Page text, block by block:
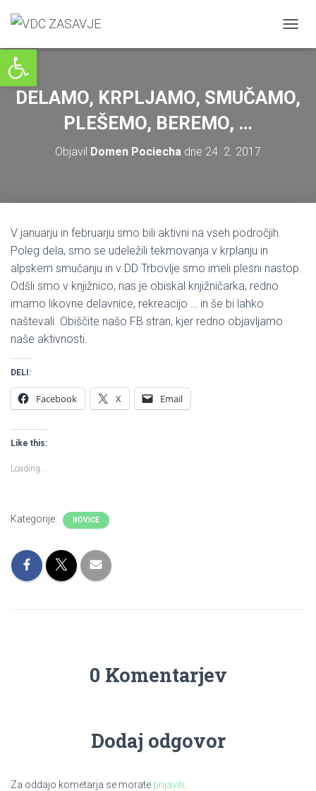
K
P
I
G
DELAMO, KRPLJAMO, SMUČAMO,
PLEŠEMO, BEREMO, …
Objavil Domen Pociecha dne 24. 2. 2017
V januarju in februarju smo bili aktivni na vseh področjih.
Poleg dela, smo se udeležili tekmovanja v krplanju in
alpskem smučanju in v DD Trbovlje smo imeli plesni nastop.
Odšli smo v knjižnico, nas je obiskal knjižničarka, redno
imamo likovne delavnice, rekreacijo … in še bi lahko
naštevali. Obiščite našo FB stran, kjer redno objavljamo
naše aktivnosti.
DELI:
Facebook X Email
Like this:
Loading...
Kategorije: NOVICE
0 Komentarjev
Dodaj odgovor
Za oddajo kometarja se morate prijaviti
Open toolbar